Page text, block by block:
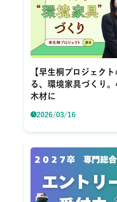
【早生桐プロジェク
る、環境家具づくり
木材に
2026/03/16